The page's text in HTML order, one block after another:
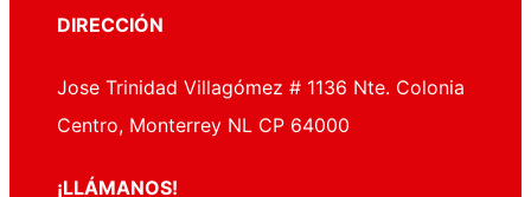
DIRECCIÓN
Jose Trinidad Villagómez # 1136 Nte. Colonia
Centro, Monterrey NL CP 64000
¡LLÁMANOS!